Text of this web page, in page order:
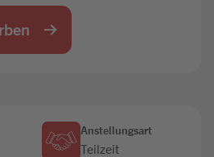
Anstellungsart
Teilzeit